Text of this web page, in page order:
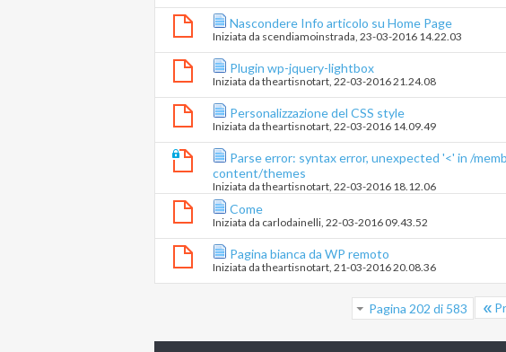
Nascondere Info articolo su Home Page
Iniziata da scendiamoinstrada‎, 23-03-2016 14.22.03
Plugin wp-jquery-lightbox
Iniziata da theartisnotart‎, 22-03-2016 21.24.08
Personalizzazione del CSS style
Iniziata da theartisnotart‎, 22-03-2016 14.09.49
Parse error: syntax error, unexpected '<' in /
content/themes
Iniziata da theartisnotart‎, 22-03-2016 18.12.06
Come
Iniziata da carlodainelli‎, 22-03-2016 09.43.52
Pagina bianca da WP remoto
Iniziata da theartisnotart‎, 21-03-2016 20.08.36
Pagina 202 di 583